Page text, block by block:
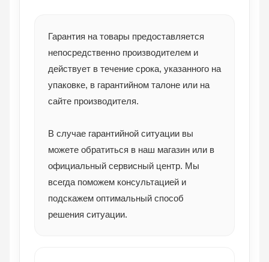
Гарантия на товары предоставляется
непосредственно производителем и
действует в течение срока, указанного на
упаковке, в гарантийном талоне или на
сайте производителя.
В случае гарантийной ситуации вы
можете обратиться в наш магазин или в
официальный сервисный центр. Мы
всегда поможем консультацией и
подскажем оптимальный способ
решения ситуации.